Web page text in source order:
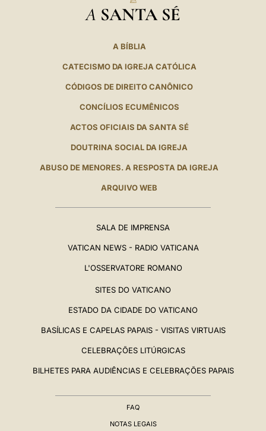
A SANTA SÉ
A BÍBLIA
CATECISMO DA IGREJA CATÓLICA
CÓDIGOS DE DIREITO CANÔNICO
CONCÍLIOS ECUMÊNICOS
ACTOS OFICIAIS DA SANTA SÉ
DOUTRINA SOCIAL DA IGREJA
ABUSO DE MENORES. A RESPOSTA DA IGREJA
ARQUIVO WEB
SALA DE IMPRENSA
VATICAN NEWS - RADIO VATICANA
L'OSSERVATORE ROMANO
SITES DO VATICANO
ESTADO DA CIDADE DO VATICANO
BASÍLICAS E CAPELAS PAPAIS - VISITAS VIRTUAIS
CELEBRAÇÕES LITÚRGICAS
BILHETES PARA AUDIÊNCIAS E CELEBRAÇÕES PAPAIS
FAQ
NOTAS LEGAIS